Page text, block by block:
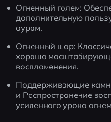
Огненный голем:
дополнительную
аурам.
Огненный шар:
хорошо
воспламенения.
Поддерживающие
и Распространение
усиленного урона